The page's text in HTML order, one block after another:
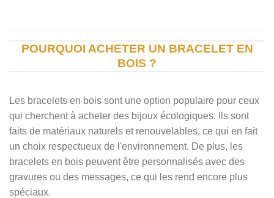
POURQUOI ACHETER UN BRACELET EN
BOIS ?
Les bracelets en bois sont une option populaire pour ceux
qui cherchent à acheter des bijoux écologiques. Ils sont
faits de matériaux naturels et renouvelables, ce qui en fait
un choix respectueux de l'environnement. De plus, les
bracelets en bois peuvent être personnalisés avec des
gravures ou des messages, ce qui les rend encore plus
spéciaux.